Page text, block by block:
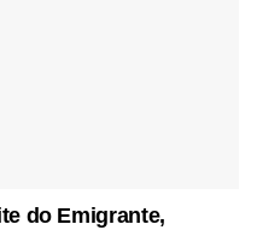
do Emigrante,